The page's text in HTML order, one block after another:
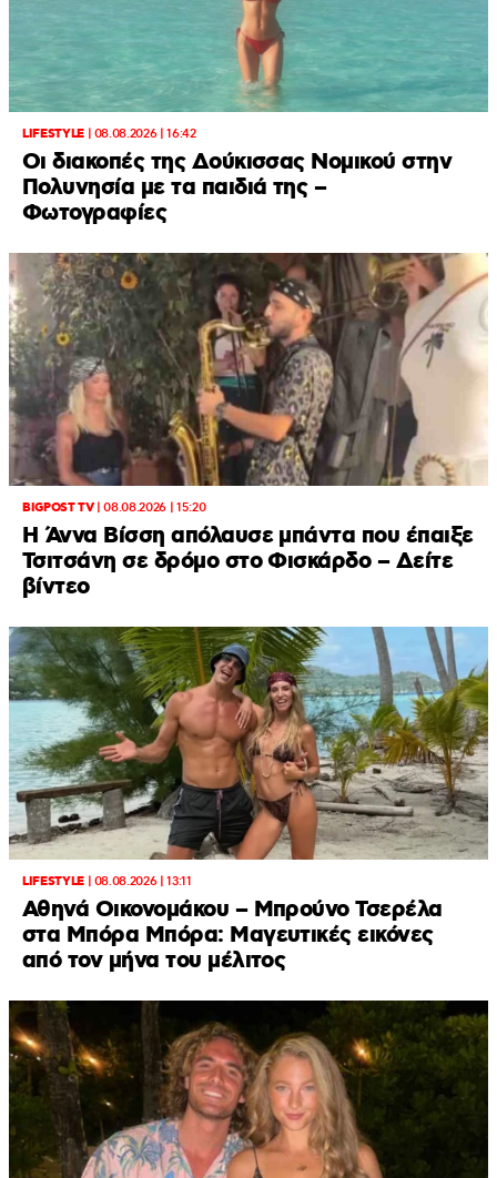
LIFESTYLE| 08.08.2026 | 16:42
Οι διακοπές της Δούκισσας Νομικού στην
Πολυνησία με τα παιδιά της –
Φωτογραφίες
BIGPOST TV|08.08.2026 | 15:20
Η Άννα Βίσση απόλαυσε μπάντα που έπαιξε
Τσιτσάνη σε δρόμο στο Φισκάρδο – Δείτε
βίντεο
LIFESTYLE| 08.08.2026 | 13:11
Αθηνά Οικονομάκου – Μπρούνο Τσερέλα
στα Μπόρα Μπόρα: Mαγευτικές εικόνες
από τον μήνα του μέλιτος